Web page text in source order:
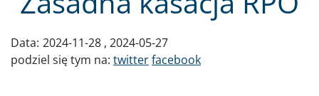
Data: 2024-11-28 2024-05-27
podziel się tym na: twitterfacebook